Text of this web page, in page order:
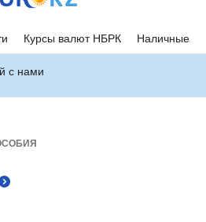
Курсы валют НБРК Наличные
с нами